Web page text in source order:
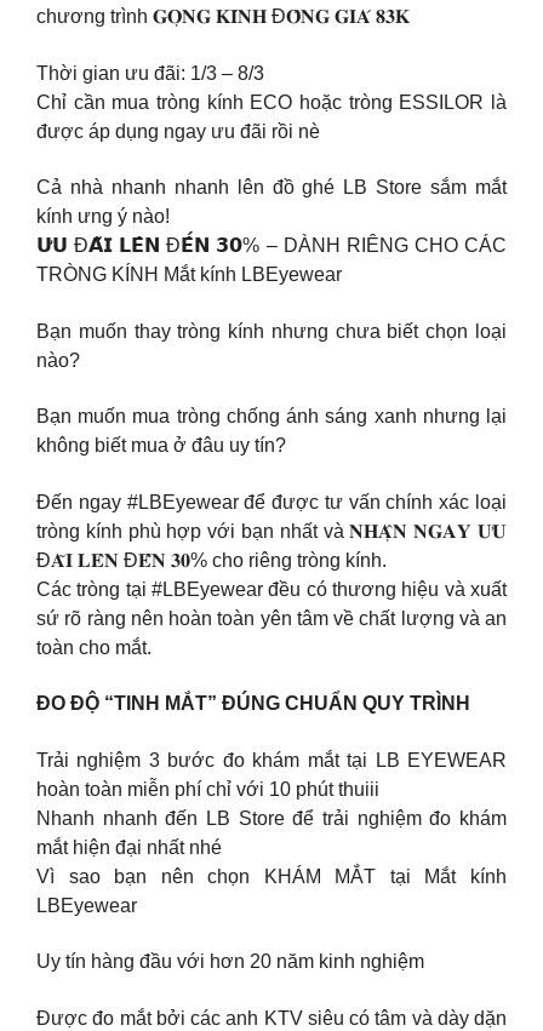
chương trình 𝐆𝐎̣𝐍𝐆 𝐊𝐈́𝐍𝐇 Đ𝐎̂̀𝐍𝐆 𝐆𝐈𝐀́ 𝟖𝟑𝐊
Thời gian ưu đãi: 1/3 – 8/3
Chỉ cần mua tròng kính ECO hoặc tròng ESSILOR là
được áp dụng ngay ưu đãi rồi nè
Cả nhà nhanh nhanh lên đồ ghé LB Store sắm mắt
kính ưng ý nào!
𝗨̛𝗨 Đ𝗔̃𝗜 𝗟𝗘̂𝗡 Đ𝗘̂́𝗡 𝟯𝟬% – DÀNH RIÊNG CHO CÁC
TRÒNG KÍNH Mắt kính LBEyewear
Bạn muốn thay tròng kính nhưng chưa biết chọn loại
nào?
Bạn muốn mua tròng chống ánh sáng xanh nhưng lại
không biết mua ở đâu uy tín?
Đến ngay #LBEyewear để được tư vấn chính xác loại
tròng kính phù hợp với bạn nhất và 𝐍𝐇𝐀̣̂𝐍 𝐍𝐆𝐀𝐘 𝐔̛𝐔
Đ𝐀̃𝐈 𝐋𝐄̂𝐍 Đ𝐄̂́𝐍 𝟑𝟎% cho riêng tròng kính.
Các tròng tại #LBEyewear đều có thương hiệu và xuất
sứ rõ ràng nên hoàn toàn yên tâm về chất lượng và an
toàn cho mắt.
ĐO ĐỘ “TINH MẮT” ĐÚNG CHUẨN QUY TRÌNH
Trải nghiệm 3 bước đo khám mắt tại LB EYEWEAR
hoàn toàn miễn phí chỉ với 10 phút thuiii
Nhanh nhanh đến LB Store để trải nghiệm đo khám
mắt hiện đại nhất nhé
Vì sao bạn nên chọn KHÁM MẮT tại Mắt kính
LBEyewear
Uy tín hàng đầu với hơn 20 năm kinh nghiệm
Được đo mắt bởi các anh KTV siêu có tâm và dày dặn